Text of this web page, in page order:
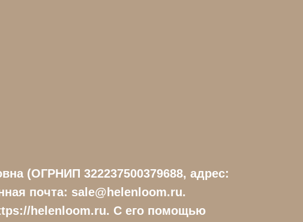
(ОГРНИП 322237500379688, адрес:
почта: sale@helenloom.ru.
helenloom.ru. С его помощью